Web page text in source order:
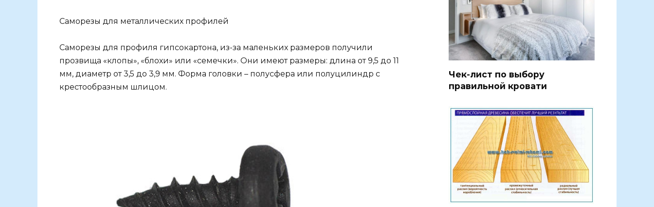
Саморезы для металлических профилей
Саморезы для профиля гипсокартона, из-за маленьких размеров получили
прозвища «клопы», «блохи» или «семечки». Они имеют размеры: длина от 9,5 до 11
мм, диаметр от 3,5 до 3,9 мм. Форма головки – полусфера или полуцилиндр с
крестообразным шлицом.
Чек-лист по выбору
правильной кровати